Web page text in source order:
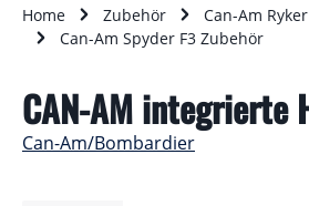
Home Zubehör
Can-Am
Can-Am Spyder F3 Zubehör
CAN-AM integrierte
Can-Am/Bombardier